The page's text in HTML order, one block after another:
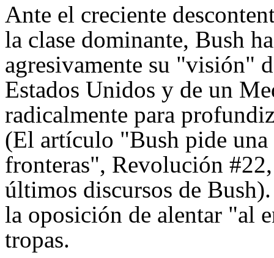
Ante el creciente
la clase dominante, Bush
agresivamente su "visión"
Estados Unidos y de un
radicalmente para
(El artículo "Bush pide
fronteras", Revolución
últimos discursos de Bush).
la oposición de alentar "al
tropas.